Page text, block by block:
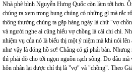
Nhà phê bình Nguyễn Hưng Quốc còn làm tới hơn.
chúng ra xem trong bụng chúng có những gì mà rắc
thông thường chúng ta gặp hàng ngày là chữ "vợ
và người nghe ai cũng hiểu vợ chồng là cái chi chi.
nhiệm vụ của nó là biểu thị một ý niệm mà khi nói
như vậy là đóng hồ sơ! Chẳng có gì phải bàn.
thì phải dò cho tới ngọn nguồn rạch sông. Do đâu
hôn nhân lại được chỉ thị là "vợ" và "chồng". Theo